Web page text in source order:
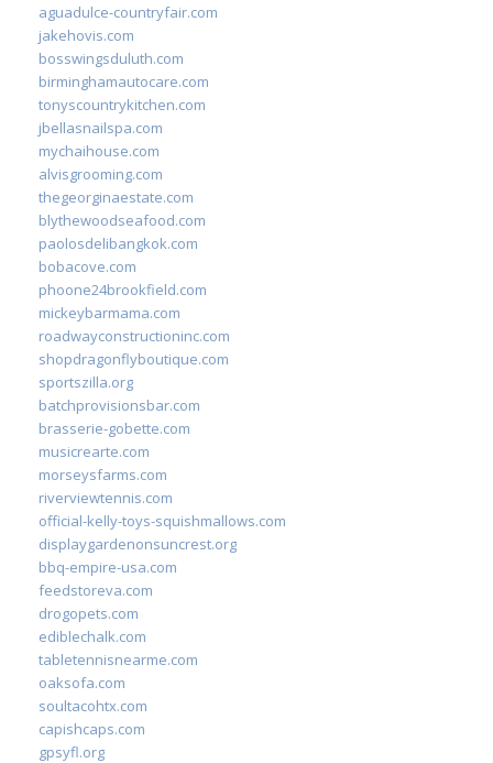
aguadulce-countryfair.com
jakehovis.com
bosswingsduluth.com
birminghamautocare.com
tonyscountrykitchen.com
jbellasnailspa.com
mychaihouse.com
alvisgrooming.com
thegeorginaestate.com
blythewoodseafood.com
paolosdelibangkok.com
bobacove.com
phoone24brookfield.com
mickeybarmama.com
roadwayconstructioninc.com
shopdragonflyboutique.com
sportszilla.org
batchprovisionsbar.com
brasserie-gobette.com
musicrearte.com
morseysfarms.com
riverviewtennis.com
official-kelly-toys-squishmallows.com
displaygardenonsuncrest.org
bbq-empire-usa.com
feedstoreva.com
drogopets.com
ediblechalk.com
tabletennisnearme.com
oaksofa.com
soultacohtx.com
capishcaps.com
gpsyfl.org